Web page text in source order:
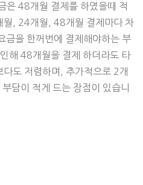
은 48개월 결제를 하였을때 적
, 24개월, 48개월 결제마다 차
금을 한꺼번에 결제해야하는 부
해 48개월을 결제 하더라도 타
도 저렴하며, 추가적으로 2개
담이 적게 드는 장점이 있습니